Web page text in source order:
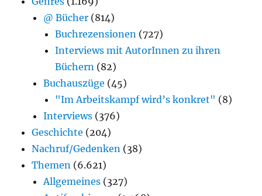
@ Bücher (814)
Buchrezensionen (727)
Interviews mit AutorInnen zu ihren
Büchern (82)
Buchauszüge (45)
"Im Arbeitskampf wird’s konkret" (8)
Interviews (376)
Geschichte (204)
Nachruf/Gedenken (38)
Themen (6.621)
Allgemeines (327)